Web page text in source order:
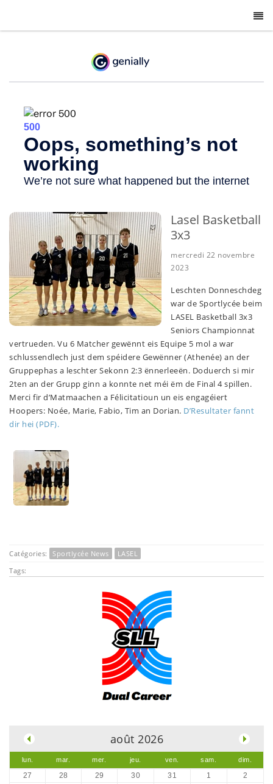
Lasel Basketball
3x3
mercredi 22 novembre
2023
Leschten Donneschdeg
war de Sportlycée beim
LASEL Basketball 3x3
Seniors Championnat
vertrueden. Vu 6 Matcher gewënnt eis Equipe 5 mol a war
schlussendlech just dem spéidere Gewënner (Athenée) an der
Gruppephas a leschter Sekonn 2:3 ënnerleeën. Doduerch si mir
2ten an der Grupp ginn a konnte net méi ëm de Final 4 spillen.
Merci fir d’Matmaachen a Félicitatioun un eis engagéiert
Hoopers: Noée, Marie, Fabio, Tim an Dorian. D’Resultater fannt
dir hei (PDF).
Catégories: Sportlycée News
LASEL
Tags:
août 2026
lun. mar. mer. jeu. ven. sam. dim.
27 28 29 30 31 1
2